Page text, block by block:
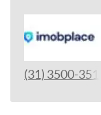
(31) 3500-